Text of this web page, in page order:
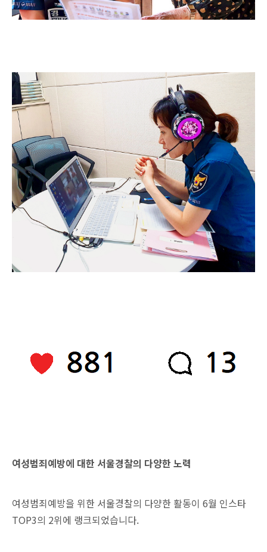
여성범죄예방에 대한 서울경찰의 다양한 노력
여성범죄예방을 위한 서울경찰의 다양한 활동이 6월 인스타
TOP3의 2위에 랭크되었습니다.